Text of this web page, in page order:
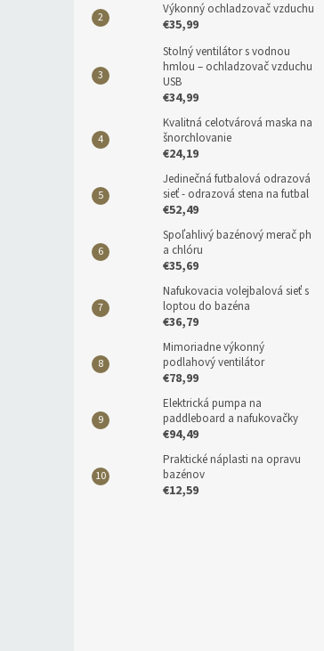
Výkonný ochladzovač vzduchu
€35,99
Stolný ventilátor s vodnou
hmlou – ochladzovač vzduchu
USB
€34,99
Kvalitná celotvárová maska na
šnorchlovanie
€24,19
Jedinečná futbalová odrazová
sieť - odrazová stena na futbal
€52,49
Spoľahlivý bazénový merač ph
a chlóru
€35,69
Nafukovacia volejbalová sieť s
loptou do bazéna
€36,79
Mimoriadne výkonný
podlahový ventilátor
€78,99
Elektrická pumpa na
paddleboard a nafukovačky
€94,49
Praktické náplasti na opravu
bazénov
€12,59